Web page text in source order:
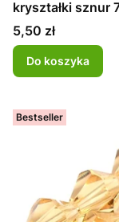
kryształki sznur
Cena
5,50 zł
Do koszyka
Bestseller